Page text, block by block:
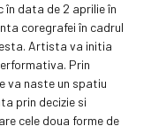
în data de 2 aprilie în
coregrafei în cadrul
Artista va initia
Prin
va naste un spatiu
prin decizie si
cele doua forme de